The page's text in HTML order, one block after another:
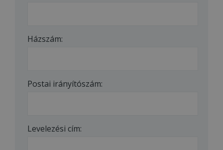
Házszám:
Postai irányítószám:
Levelezési cím: